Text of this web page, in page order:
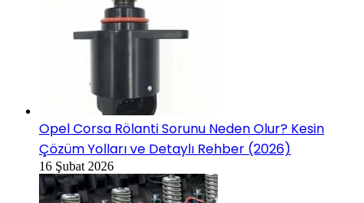
Opel Corsa Rölanti Sorunu Neden Olur? Kesin
Çözüm Yolları ve Detaylı Rehber (2026)
16 Şubat 2026